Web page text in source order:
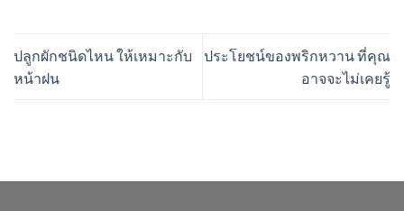
ปลูกผักชนิดไหน ให้เหมาะกับ
หน้าฝน
ประโยชน์ของพริกหวาน ที่คุณ
อาจจะไม่เคยรู้